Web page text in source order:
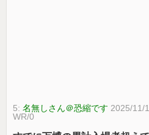
5:名無しさん＠恐縮です 2025/11/
WR/0